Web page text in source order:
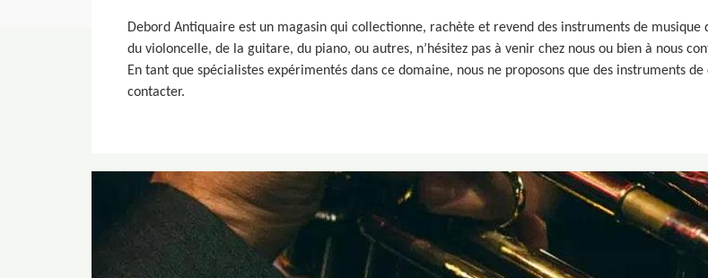
Debord Antiquaire est un magasin qui collectionne, rachète et revend des instruments de
du violoncelle, de la guitare, du piano, ou autres, n’hésitez pas à venir chez nous ou bien à nous
En tant que spécialistes expérimentés dans ce domaine, nous ne proposons que des instruments
contacter.